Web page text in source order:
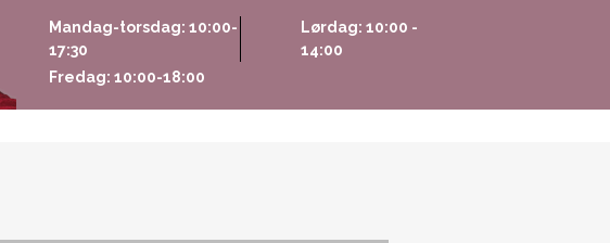
Mandag-torsdag: 10:00-
17:30
Fredag: 10:00-18:00
Lørdag: 10:00 -
14:00